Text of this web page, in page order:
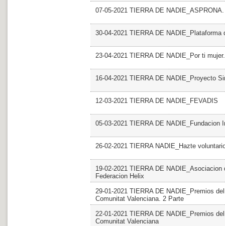
07-05-2021 TIERRA DE
30-04-2021 TIERRA DE
23-04-2021 TIERRA DE NADIE_Por ti
16-04-2021 TIERRA DE NADIE_Proyecto
12-03-2021 TIERRA DE NADIE_FEVADIS
05-03-2021 TIERRA DE NADIE_Fundacion
26-02-2021 TIERRA NADIE_Hazte
19-02-2021 TIERRA DE
Federacion Helix
29-01-2021 TIERRA DE NADIE_Premios
Comunitat Valenciana. 2 Parte
22-01-2021 TIERRA DE NADIE_Premios
Comunitat Valenciana